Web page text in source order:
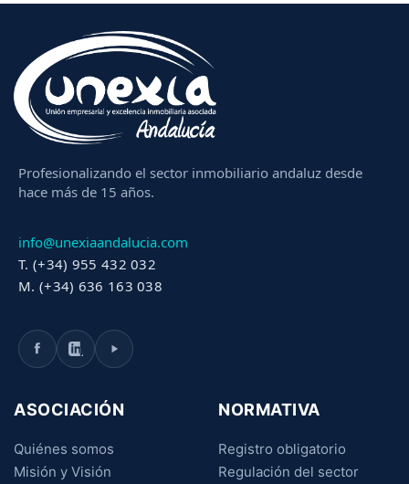
Profesionalizando el sector inmobiliario andaluz desde
hace más de 15 años.
info@unexiaandalucia.com
T. (+34) 955 432 032
M. (+34) 636 163 038
ASOCIACIÓN
Quiénes somos
Misión y Visión
NORMATIVA
Registro obligatorio
Regulación del sector